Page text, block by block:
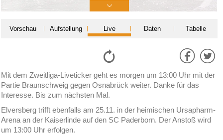
Vorschau Aufstellung Live Daten Tabelle
Mit dem Zweitliga-Liveticker geht es morgen um 13:00 Uhr mit der
Partie Braunschweig gegen Osnabrück weiter. Danke für das
Interesse. Bis zum nächsten Mal.
Elversberg trifft ebenfalls am 25.11. in der heimischen Ursapharm-
Arena an der Kaiserlinde auf den SC Paderborn. Der Anstoß wird
um 13:00 Uhr erfolgen.